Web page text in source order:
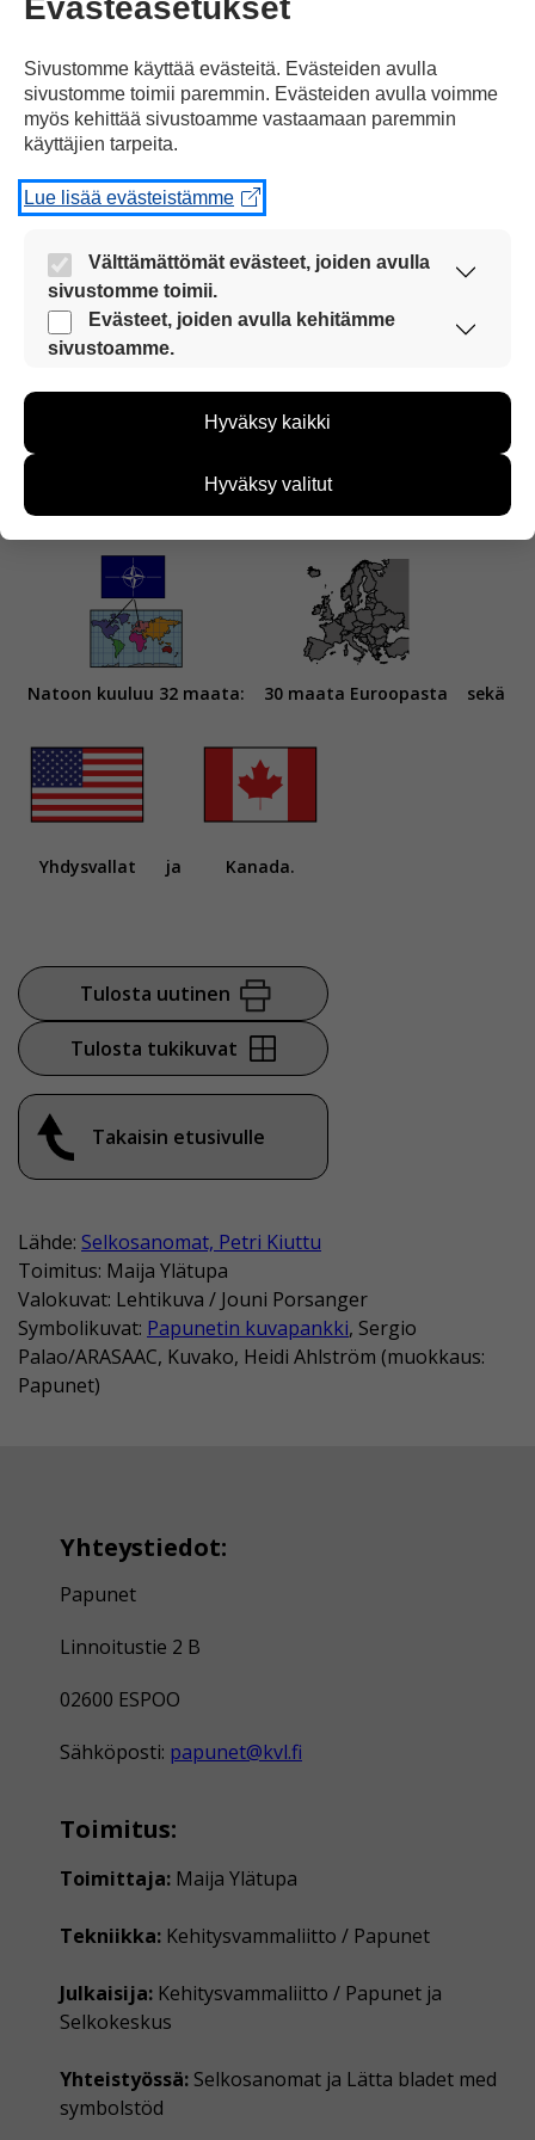
Rovaniemelle tai
Suomi liittyi puolustusliitto Naton jäseneksi
viime vuonna eli 2023.
Natoon kuuluu 32 maata: 30 maata Euroopasta sekä
Yhdysvallat ja Kanada.
Tulosta uutinen
Tulosta tukikuvat
Takaisin etusivulle
Lähde: Selkosanomat, Petri Kiuttu
Toimitus: Maija Ylätupa
Valokuvat: Lehtikuva / Jouni Porsanger
Symbolikuvat: Papunetin kuvapankki, Sergio
Palao/ARASAAC, Kuvako, Heidi Ahlström (muokkaus:
Papunet)
Yhteystiedot:
Papunet
Linnoitustie 2 B
02600 ESPOO
Sähköposti: papunet@kvl.fi
Toimitus:
Toimittaja: Maija Ylätupa
Tekniikka: Kehitysvammaliitto / Papunet
Julkaisija: Kehitysvammaliitto / Papunet ja
Selkokeskus
Yhteistyössä: Selkosanomat ja Lätta bladet med
symbolstöd
Sivustomme käyttää evästeitä. Evästeiden avulla
sivustomme toimii paremmin. Evästeiden avulla voimme
myös kehittää sivustoamme vastaamaan paremmin
käyttäjien tarpeita.
Lue lisää evästeistämme
Välttämättömät evästeet, joiden avulla
sivustomme toimii.
Nämä evästeet ovat aina käytössä, jotta
sivustoamme voi käyttää sujuvasti ja turvallisesti.
Evästeet, joiden avulla kehitämme
sivustoamme.
kehittää sivustoamme vastaamaan paremmin
kävijämääristä ja siitä, mitä sivuja käytetään ja
miten sivuilla liikutaan. Emme kuitenkaan kerää
yksittäiseen käyttäjään.
Voit valita, hyväksytkö näiden evästeiden käytön.
Hyväksy kaikki
Hyväksy valitut